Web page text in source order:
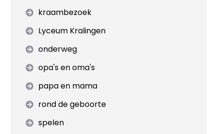
kraambezoek
Lyceum Kralingen
onderweg
opa's en oma's
papa en mama
rond de geboorte
spelen